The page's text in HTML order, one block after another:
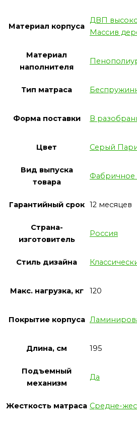
Материал корпуса
ДВП
Массив
Материал
наполнителя
Тип матраса
Форма поставки В
Цвет Серый
Вид выпуска
товара
Фабричное
Гарантийный срок 12 месяцев
Страна-
изготовитель
Россия
Стиль дизайна
Макс. нагрузка, кг 120
Покрытие корпуса
Длина, см 195
Подъемный
механизм
Да
Жесткость матраса Средне-